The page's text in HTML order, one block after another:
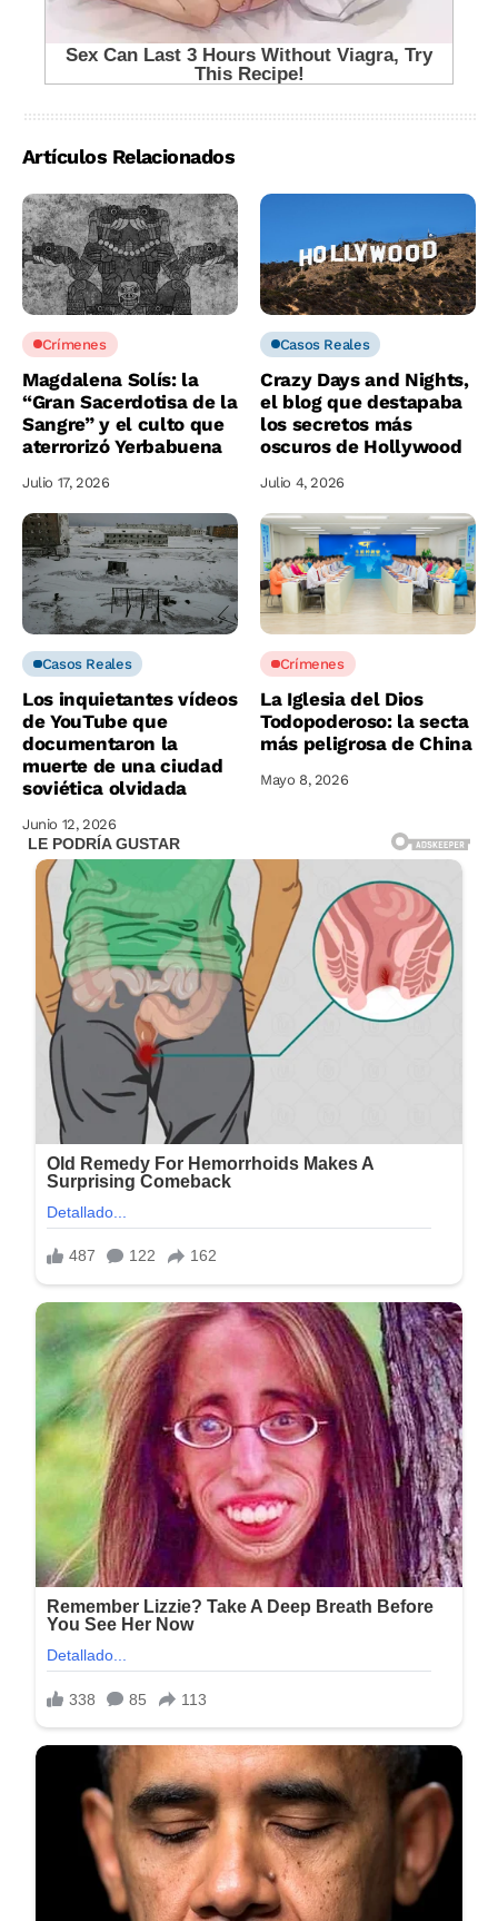
Artículos Relacionados
Crímenes
Magdalena Solís: la
“Gran Sacerdotisa de la
Sangre” y el culto que
aterrorizó Yerbabuena
Julio 17, 2026
Casos Reales
Crazy Days and Nights,
el blog que destapaba
los secretos más
oscuros de Hollywood
Julio 4, 2026
Casos Reales
Los inquietantes vídeos
de YouTube que
documentaron la
muerte de una ciudad
soviética olvidada
Junio 12, 2026
Crímenes
La Iglesia del Dios
Todopoderoso: la secta
más peligrosa de China
Mayo 8, 2026